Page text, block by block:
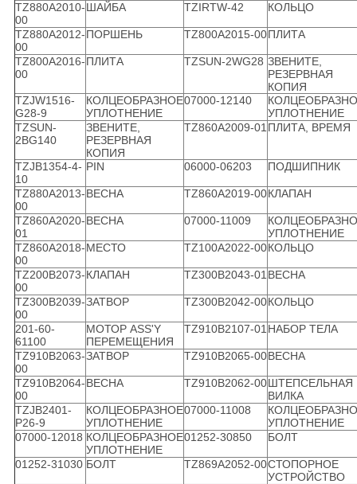
TZ880A2010-
00
ШАЙБА TZIRTW-42 КОЛЬЦО
TZ880A2012-
00
ПОРШЕНЬ TZ800A2015-00ПЛИТА
TZ800A2016-
00
ПЛИТА TZSUN-2WG28 ЗВЕНИТЕ,
РЕЗЕРВНАЯ
КОПИЯ
TZJW1516-
G28-9
КОЛЦЕОБРАЗНОЕ
УПЛОТНЕНИЕ
07000-12140
УПЛОТНЕНИЕ
TZSUN-
2BG140
ЗВЕНИТЕ,
РЕЗЕРВНАЯ
КОПИЯ
TZ860A2009-01ПЛИТА, ВРЕМЯ
TZJB1354-4-
10
PIN 06000-06203 ПОДШИПНИК
TZ880A2013-
00
ВЕСНА TZ860A2019-00КЛАПАН
TZ860A2020-
01
ВЕСНА 07000-11009
УПЛОТНЕНИЕ
TZ860A2018-
00
МЕСТО TZ100A2022-00КОЛЬЦО
TZ200B2073-
00
КЛАПАН TZ300B2043-01ВЕСНА
TZ300B2039-
00
ЗАТВОР TZ300B2042-00КОЛЬЦО
201-60-
61100
МОТОР ASS'Y
ПЕРЕМЕЩЕНИЯ
TZ910B2107-01НАБОР ТЕЛА
TZ910B2063-
00
ЗАТВОР TZ910B2065-00ВЕСНА
TZ910B2064-
00
ВЕСНА TZ910B2062-00ШТЕПСЕЛЬНАЯ
ВИЛКА
TZJB2401-
P26-9
КОЛЦЕОБРАЗНОЕ
УПЛОТНЕНИЕ
07000-11008
УПЛОТНЕНИЕ
07000-12018 КОЛЦЕОБРАЗНОЕ
УПЛОТНЕНИЕ
01252-30850 БОЛТ
01252-31030 БОЛТ TZ869A2052-00СТОПОРНОЕ
УСТРОЙСТВО